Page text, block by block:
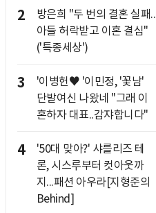
2
방은희 "두 번의 결혼 실패..
아들 허락받고 이혼 결심"
('특종세상')
3
'이병헌♥ '이민정, '꽃남'
단발여신 나왔네 "그래 이
혼하자 대표..감쟈합니다"
4
'50대 맞아?' 샤를리즈 테
론, 시스루부터 컷아웃까
지...패션 아우라[지형준의
Behind]